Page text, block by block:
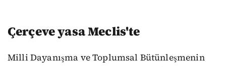
Çerçeve yasa Meclis'te
Milli Dayanışma ve Toplumsal Bütünleşmenin